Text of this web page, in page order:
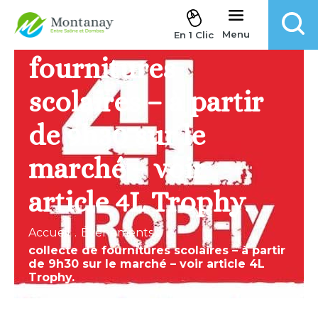
Aller au contenu
En 1 Clic Menu
collecte de
fournitures
scolaires – à partir
de 9h30 sur le
marché – voir
article 4L Trophy.
Accueil . Évènements
collecte de fournitures scolaires – à partir
de 9h30 sur le marché – voir article 4L
Trophy.